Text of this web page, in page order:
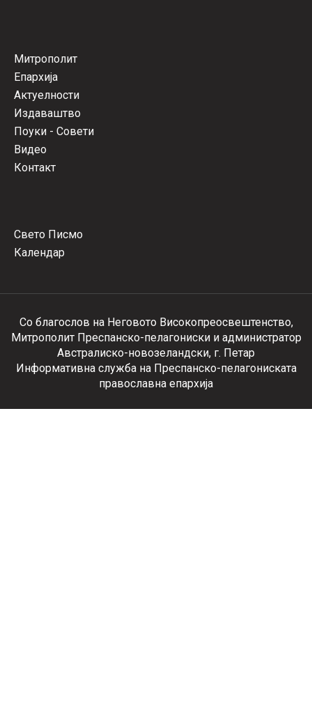
Митрополит
Епархија
Актуелности
Издаваштво
Поуки - Совети
Видео
Контакт
Свето Писмо
Календар
Со благослов на Неговото Високопреосвештенство,
Митрополит Преспанско-пелагониски и администратор
Австралиско-новозеландски, г. Петар
Информативна служба на Преспанско-пелагониската
православна епархија